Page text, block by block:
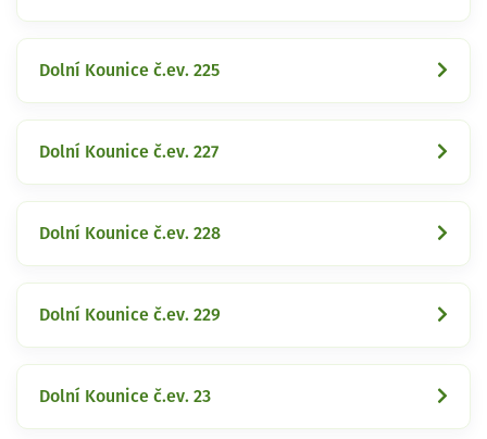
Dolní Kounice č.ev. 225
Dolní Kounice č.ev. 227
Dolní Kounice č.ev. 228
Dolní Kounice č.ev. 229
Dolní Kounice č.ev. 23